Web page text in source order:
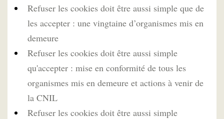
Refuser les cookies doit être aussi simple que de
les accepter : une vingtaine d’organismes mis en
demeure
Refuser les cookies doit être aussi simple
qu'accepter : mise en conformité de tous les
organismes mis en demeure et actions à venir de
la CNIL
Refuser les cookies doit être aussi simple